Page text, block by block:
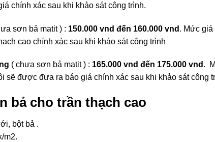
chính xác sau khi khảo sát công trình.
sơn bả matit ) : 150.000 vnd đến 160.000 vnd . Mức giá
cao chính xác sau khi khảo sát công trình
( chưa sơn bả matit ) : 165.000 vnd đến 175.000 vnd .
sẽ được đưa ra báo giá chính xác sau khi khảo sát công
bả cho trần thạch cao
bột bả .
m2.